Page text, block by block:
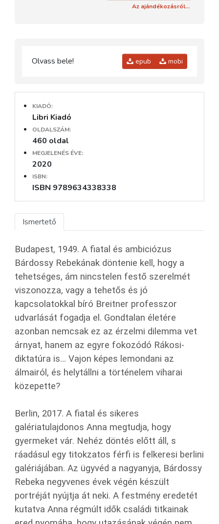
Az ajándékozásról...
Olvass bele! epub mobi
KIADÓ:
Libri Kiadó
OLDALSZÁM:
460 oldal
MEGJELENÉS ÉVE:
2020
ISBN:
ISBN 9789634338338
Ismertető
Budapest, 1949. A fiatal és ambiciózus
Bárdossy Rebekának döntenie kell, hogy a
tehetséges, ám nincstelen festő szerelmét
viszonozza, vagy a tehetős és jó
kapcsolatokkal bíró Breitner professzor
udvarlását fogadja el. Gondtalan életére
azonban nemcsak ez az érzelmi dilemma vet
árnyat, hanem az egyre fokozódó Rákosi-
diktatúra is… Vajon képes lemondani az
álmairól, és helytállni a történelem viharai
közepette?
Berlin, 2017. A fiatal és sikeres
galériatulajdonos Anna megtudja, hogy
gyermeket vár. Nehéz döntés előtt áll, s
ráadásul egy titokzatos férfi is felkeresi berlini
galériájában. Az ügyvéd a nagyanyja, Bárdossy
Rebeka negyvenes évek végén készült
portréját nyújtja át neki. A festmény eredetét
kutatva Anna régmúlt idők családi titkainak